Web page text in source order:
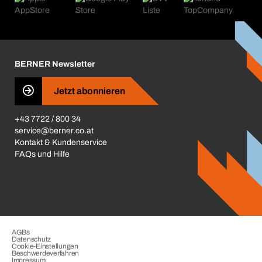
Kataloge & Broschüren
Presse
Business Conduct
BERNER Newsletter
Jetzt abonnieren
+43 7722 / 800 34
service@berner.co.at
Kontakt & Kundenservice
FAQs und Hilfe
AGBs
Datenschutz
Cookie-Einstellungen
Beschwerdeverfahren
Impressum